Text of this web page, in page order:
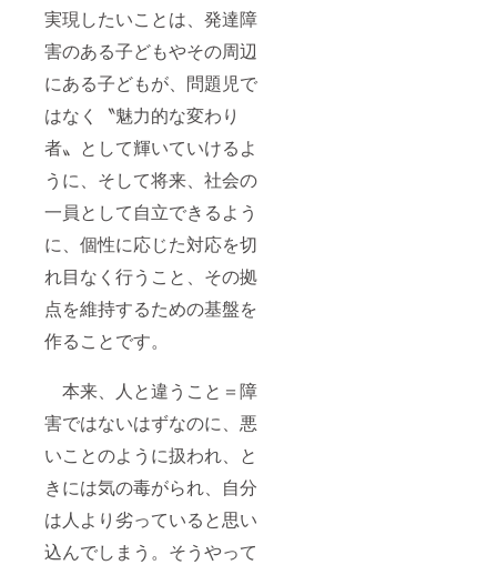
実現したいことは、発達障
害のある子どもやその周辺
にある子どもが、問題児で
はなく〝魅力的な変わり
者〟として輝いていけるよ
うに、そして将来、社会の
一員として自立できるよう
に、個性に応じた対応を切
れ目なく行うこと、その拠
点を維持するための基盤を
作ることです。
本来、人と違うこと＝障
害ではないはずなのに、悪
いことのように扱われ、と
きには気の毒がられ、自分
は人より劣っていると思い
込んでしまう。そうやって